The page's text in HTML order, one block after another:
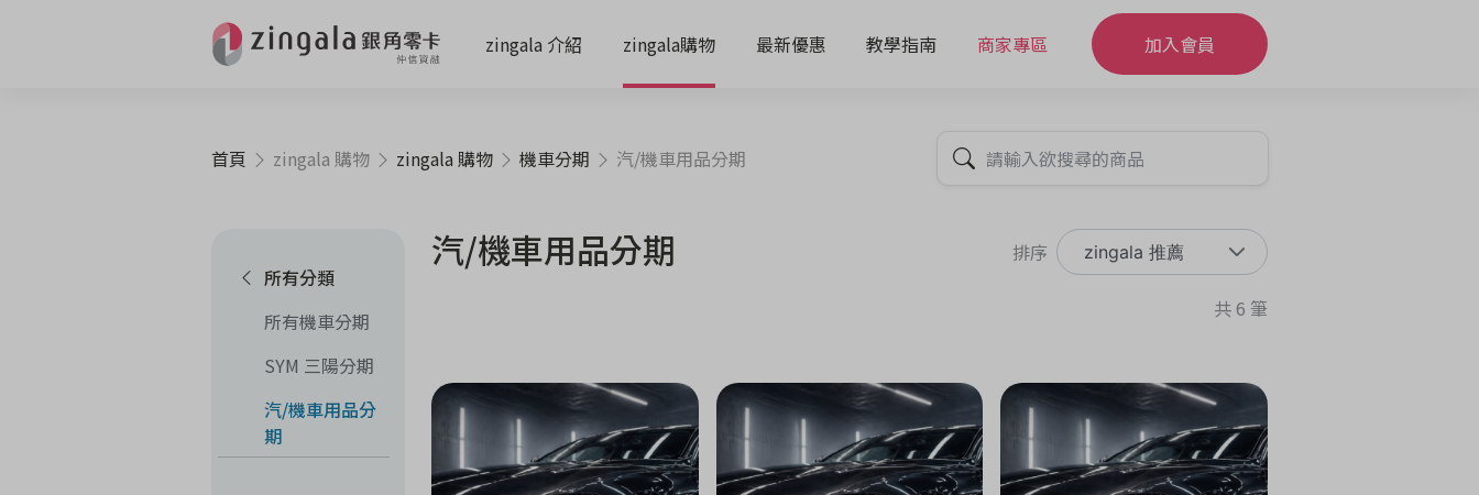
zingala 介紹 zingala購物 最新優惠 教學指南 商家專區 加入會員
首頁 zingala 購物 zingala 購物 機車分期 汽/機車用品分期
所有分類
所有機車分期
SYM 三陽分期
汽/機車用品分
期
汽/機車用品分期 排序 zingala 推薦
共 6 筆